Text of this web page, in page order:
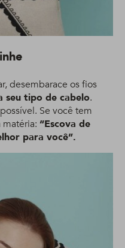
desembarace os fios
seu tipo de cabelo.
Se você tem
“Escova de
para você”.